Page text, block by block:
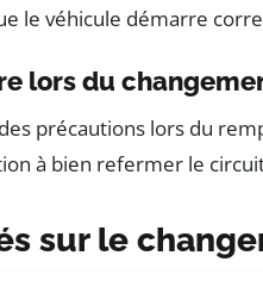
le véhicule démarre
lors du
précautions lors du
à bien refermer le
sur le